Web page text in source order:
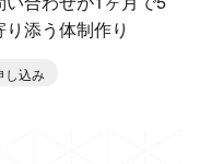
添う体制作り
し込み